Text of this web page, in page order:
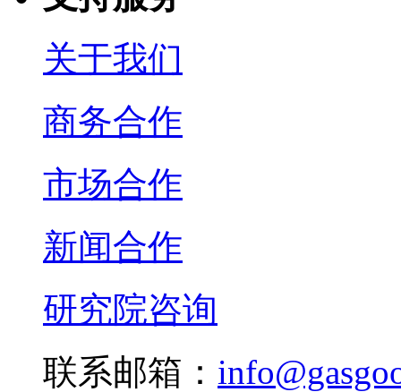
关于我们
商务合作
市场合作
新闻合作
研究院咨询
联系邮箱：